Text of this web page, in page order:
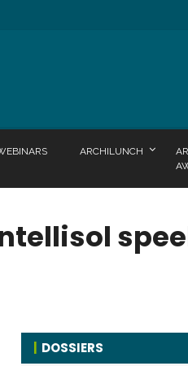
ARCHILUNCH
DOSSIERS